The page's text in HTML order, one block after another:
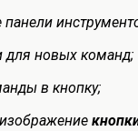
для новых команд;
в кнопку;